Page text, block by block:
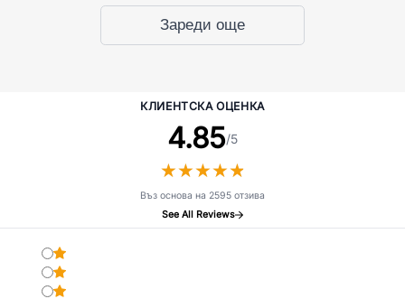
Зареди още
КЛИЕНТСКА ОЦЕНКА
4.85/5
★★★★★
★★★★★
Въз основа на 2595 отзива
See All Reviews